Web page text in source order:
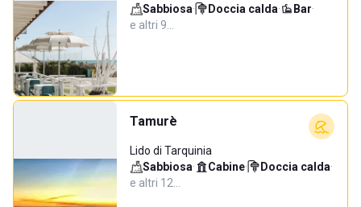
Sabbiosa· Doccia calda· Bar·
e altri 9…
Tamurè
Lido di Tarquinia
Sabbiosa· Cabine· Doccia calda·
e altri 12…